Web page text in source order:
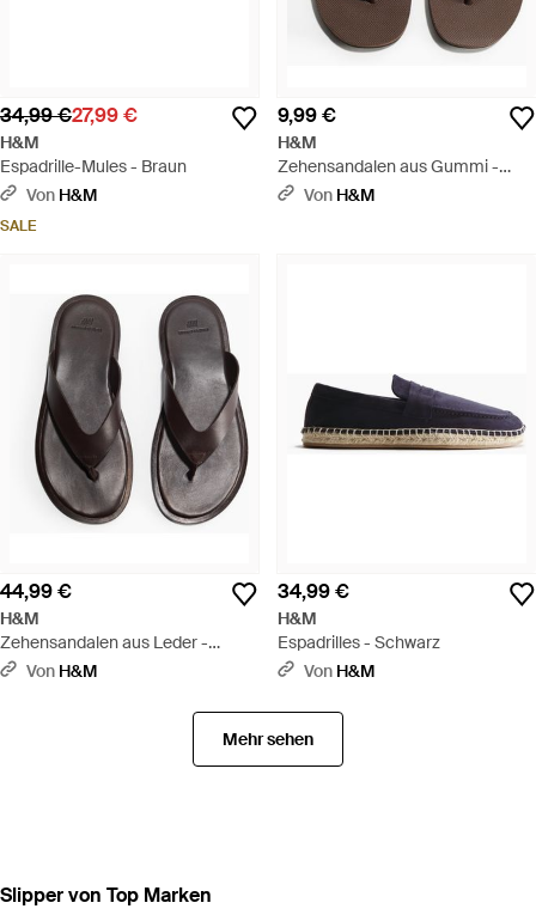
34,99 €27,99 €
H&M
Espadrille-Mules - Braun
Von H&M
SALE
9,99 €
H&M
Zehensandalen aus Gummi -
Braun
Von H&M
44,99 €
H&M
Zehensandalen aus Leder -
Schwarz
Von H&M
34,99 €
H&M
Espadrilles - Schwarz
Von H&M
Mehr sehen
Slipper von Top Marken